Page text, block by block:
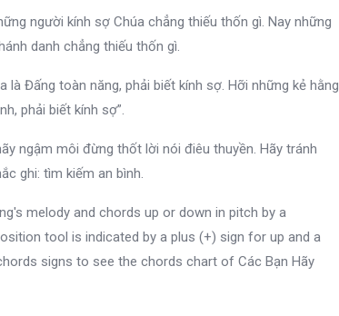
người kính sợ Chúa chẳng thiếu thốn gì. Nay những
danh chẳng thiếu thốn gì.
là Đấng toàn năng, phải biết kính sợ. Hỡi những kẻ hằng
phải biết kính sợ”.
ngậm môi đừng thốt lời nói điêu thuyền. Hãy tránh
ghi: tìm kiếm an bình.
melody and chords up or down in pitch by a
tool is indicated by a plus (+) sign for up and a
signs to see the chords chart of Các Bạn Hãy